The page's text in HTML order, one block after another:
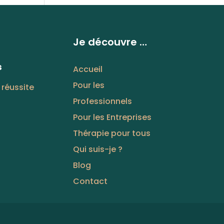
Je découvre …
Accueil
Pour les
Professionnels
Pour les Entreprises
Thérapie pour tous
Qui suis-je ?
Blog
Contact